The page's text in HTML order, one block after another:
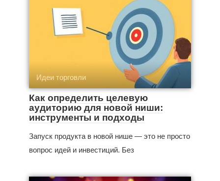
Идеи торговли
Как определить целевую
аудиторию для новой ниши:
инструменты и подходы
Запуск продукта в новой нише — это не просто
вопрос идей и инвестиций. Без